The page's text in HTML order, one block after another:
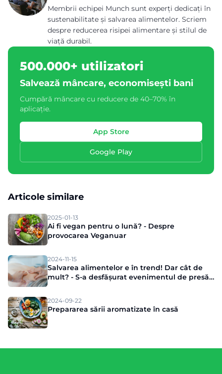
Membrii echipei Munch sunt experți dedicați în
sustenabilitate și salvarea alimentelor. Scriem
despre reducerea risipei alimentare și stilul de
viață durabil.
500.000+ utilizatori
Salvează mâncare, economisești bani
Cumpără mâncare cu reducere de 40–70% în
aplicație.
App Store
Google Play
Articole similare
2025-01-13
Ai fi vegan pentru o lună? - Despre
provocarea Veganuar
2024-11-15
Salvarea alimentelor e în trend! Dar cât de
mult? - S-a desfășurat evenimentul de presă
2024-09-22
Prepararea sării aromatizate în casă